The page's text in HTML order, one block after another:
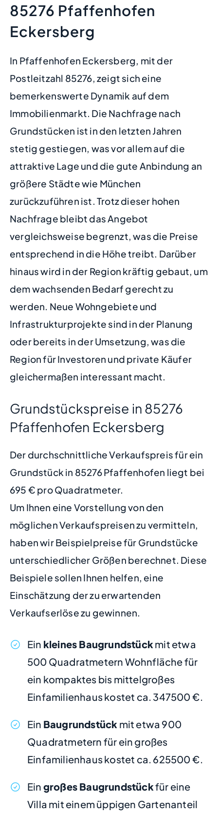
85276 Pfaffenhofen
Eckersberg
In Pfaffenhofen Eckersberg, mit der
Postleitzahl 85276, zeigt sich eine
bemerkenswerte Dynamik auf dem
Immobilienmarkt. Die Nachfrage nach
Grundstücken ist in den letzten Jahren
stetig gestiegen, was vor allem auf die
attraktive Lage und die gute Anbindung an
größere Städte wie München
zurückzuführen ist. Trotz dieser hohen
Nachfrage bleibt das Angebot
vergleichsweise begrenzt, was die Preise
entsprechend in die Höhe treibt. Darüber
hinaus wird in der Region kräftig gebaut, um
dem wachsenden Bedarf gerecht zu
werden. Neue Wohngebiete und
Infrastrukturprojekte sind in der Planung
oder bereits in der Umsetzung, was die
Region für Investoren und private Käufer
gleichermaßen interessant macht.
Grundstückspreise in 85276
Pfaffenhofen Eckersberg
Der durchschnittliche Verkaufspreis für ein
Grundstück in 85276 Pfaffenhofen liegt bei
695 € pro Quadratmeter.
Um Ihnen eine Vorstellung von den
möglichen Verkaufspreisen zu vermitteln,
haben wir Beispielpreise für Grundstücke
unterschiedlicher Größen berechnet. Diese
Beispiele sollen Ihnen helfen, eine
Einschätzung der zu erwartenden
Verkaufserlöse zu gewinnen.
Ein kleines Baugrundstückmit etwa
500 Quadratmetern Wohnfläche für
ein kompaktes bis mittelgroßes
Einfamilienhaus kostet ca. 347500 €.
Ein Baugrundstück mit etwa 900
Quadratmetern für ein großes
Einfamilienhaus kostet ca. 625500 €.
Ein großes Baugrundstückfür eine
Villa mit einem üppigen Gartenanteil